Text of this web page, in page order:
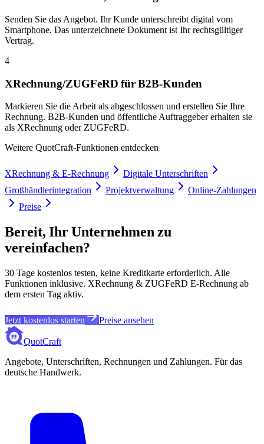
Senden Sie das Angebot. Ihr Kunde unterschreibt digital vom
Smartphone. Das unterzeichnete Dokument ist Ihr rechtsgültiger
Vertrag.
4
XRechnung/ZUGFeRD für B2B-Kunden
Markieren Sie die Arbeit als abgeschlossen und erstellen Sie Ihre
Rechnung. B2B-Kunden und öffentliche Auftraggeber erhalten sie
als XRechnung oder ZUGFeRD.
Weitere QuotCraft-Funktionen entdecken
XRechnung & E-Rechnung
Digitale Unterschriften
Großhändlerintegration
Projektverwaltung
Online-Zahlungen
Preise
Bereit, Ihr Unternehmen zu
vereinfachen?
30 Tage kostenlos testen, keine Kreditkarte erforderlich. Alle
Funktionen inklusive. XRechnung & ZUGFeRD E-Rechnung ab
dem ersten Tag aktiv.
Jetzt kostenlos starten Preise ansehen
QuotCraft
Angebote, Unterschriften, Rechnungen und Zahlungen. Für das
deutsche Handwerk.